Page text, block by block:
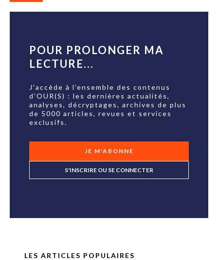
POUR PROLONGER MA
LECTURE...
J'accède à l'ensemble des contenus
d'OUR(S) : les dernières actualités,
analyses, décryptages, archives de plus
de 5000 articles, revues et services
exclusifs.
JE M'ABONNE
S'INSCRIRE OU SE CONNECTER
LES ARTICLES POPULAIRES